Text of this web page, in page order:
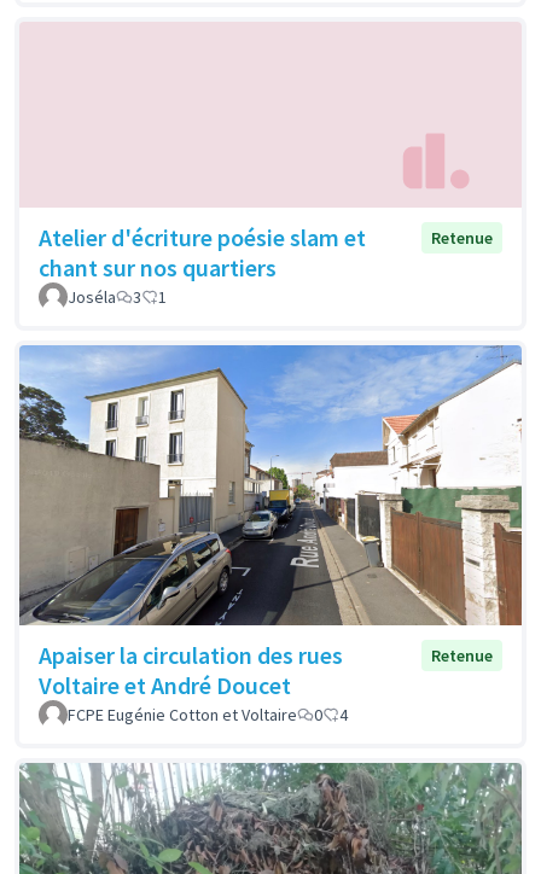
Atelier d'écriture poésie slam et
chant sur nos quartiers
Retenue
Joséla 3 1
Apaiser la circulation des rues
Voltaire et André Doucet
Retenue
FCPE Eugénie Cotton et Voltaire 0 4